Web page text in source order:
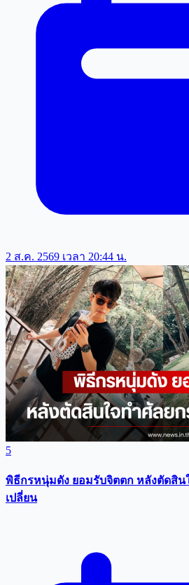
2 ส.ค. 2569 เวลา 20:44 น.
5
พิธีกรหนุ่มดัง ยอมรับจิตตก หลังตัดสิน
เปลี่ยน